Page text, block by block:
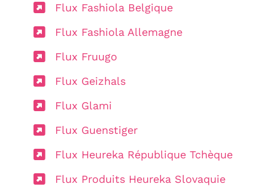
Flux Fashiola Belgique
Flux Fashiola Allemagne
Flux Fruugo
Flux Geizhals
Flux Glami
Flux Guenstiger
Flux Heureka République Tchèque
Flux Produits Heureka Slovaquie